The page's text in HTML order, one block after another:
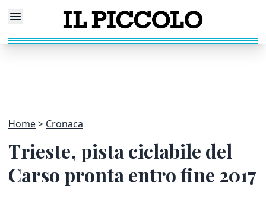
Home Cronaca
Trieste, pista ciclabile del
Carso pronta entro fine 2017